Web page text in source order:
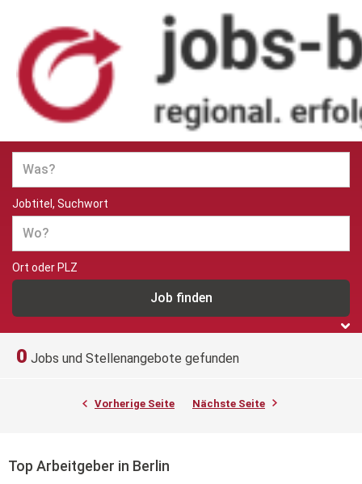
Jobs und Stellenangebote in
Berlin
Jobtitel, Suchwort
Ort oder PLZ
0 Jobs und Stellenangebote gefunden
Vorherige Seite Nächste Seite
Top Arbeitgeber in Berlin